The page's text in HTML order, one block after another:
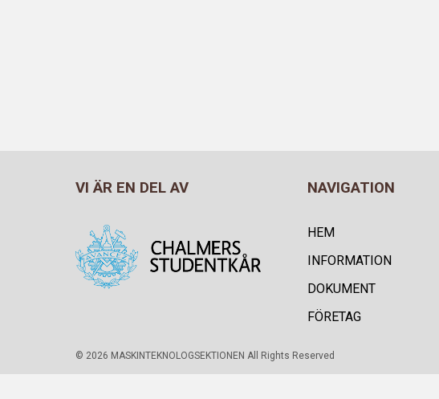
VI ÄR EN DEL AV NAVIGATION
HEM
INFORMATION
DOKUMENT
FÖRETAG
© 2026 MASKINTEKNOLOGSEKTIONEN All Rights Reserved